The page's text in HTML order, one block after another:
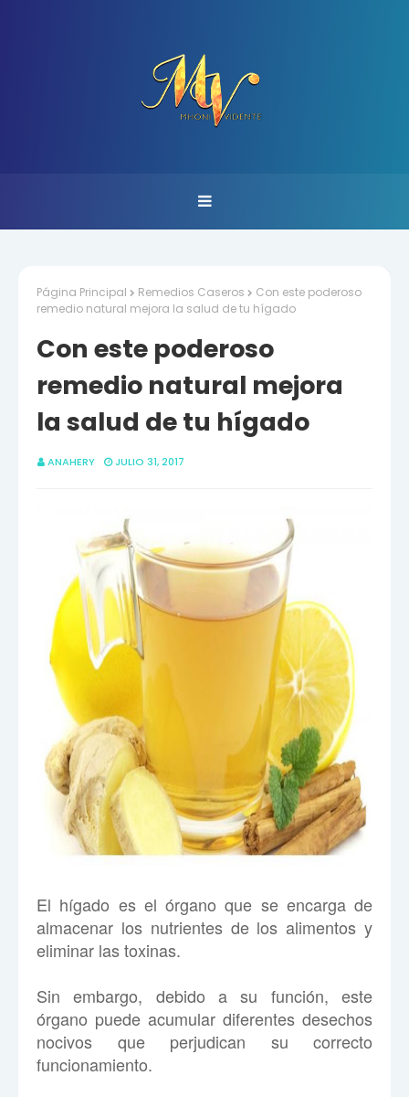
Página Principal Remedios Caseros
Con este poderoso
remedio natural mejora la salud de tu hígado
Con este poderoso
remedio natural mejora
la salud de tu hígado
ANAHERY JULIO 31, 2017
El hígado es el órgano que se encarga de
almacenar los nutrientes de los alimentos y
eliminar las toxinas.
Sin embargo, debido a su función, este
órgano puede acumular diferentes desechos
nocivos que perjudican su correcto
funcionamiento.